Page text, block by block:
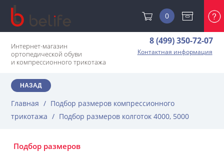
0
Интернет-магазин
ортопедической обуви
и компрессионного трикотажа
8 (499) 350-72-07
Контактная информация
НАЗАД
Главная / Подбор размеров компрессионного
трикотажа / Подбор размеров колготок 4000, 5000
Подбор размеров